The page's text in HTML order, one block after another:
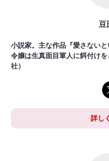
豆
小説家。主な作品『愛さない
令嬢は生真面目軍人に餌付け
社）
詳し